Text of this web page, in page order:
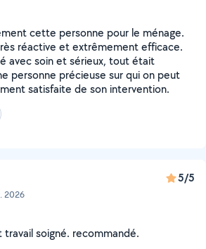
cette personne pour le ménage.
réactive et extrêmement efficace.
avec soin et sérieux, tout était
personne précieuse sur qui on peut
satisfaite de son intervention.
2026
5/5
soigné. recommandé.